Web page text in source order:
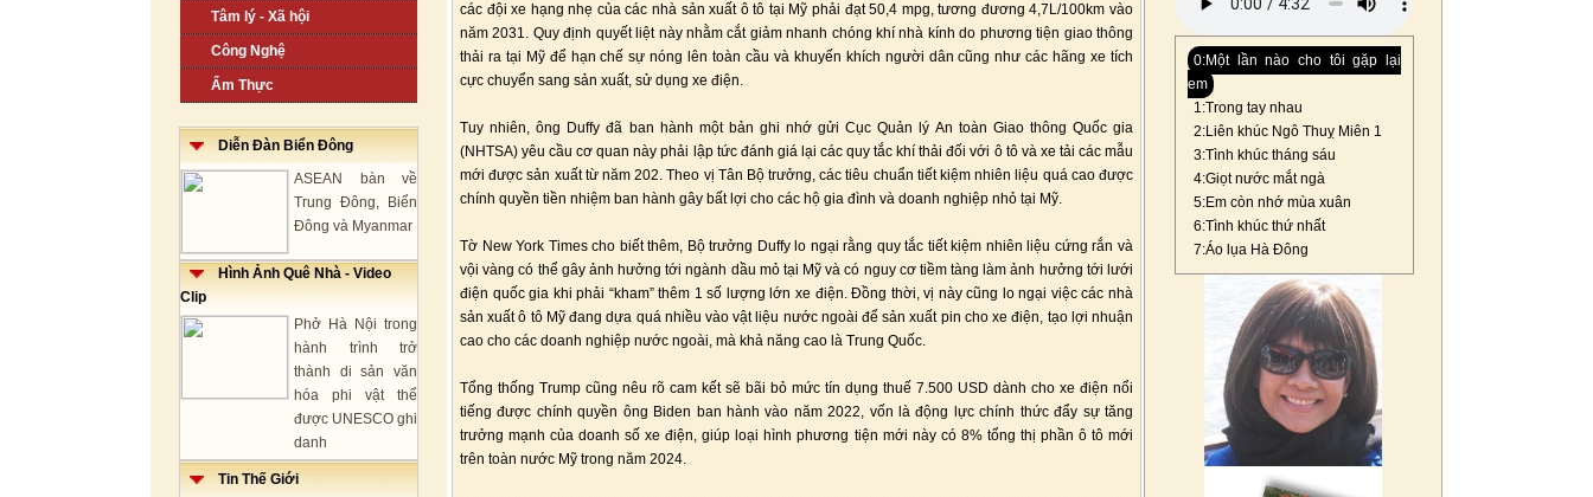
Tâm lý - Xã hội
Công Nghệ
Ẩm Thực
Diễn Đàn Biển Đông
ASEAN bàn về
Trung Đông, Biển
Đông và Myanmar
Hình Ảnh Quê Nhà - Video
Clip
Phở Hà Nội trong
hành trình trở
thành di sản văn
hóa phi vật thể
được UNESCO ghi
danh
Tin Thế Giới
các đội xe hạng nhẹ của các nhà sản xuất ô tô tại Mỹ phải đạt 50,4 mpg, tương đương 4,7L/100km vào
năm 2031. Quy định quyết liệt này nhằm cắt giảm nhanh chóng khí nhà kính do phương tiện giao thông
thải ra tại Mỹ để hạn chế sự nóng lên toàn cầu và khuyến khích người dân cũng như các hãng xe tích
cực chuyển sang sản xuất, sử dụng xe điện.
Tuy nhiên, ông Duffy đã ban hành một bản ghi nhớ gửi Cục Quản lý An toàn Giao thông Quốc gia
(NHTSA) yêu cầu cơ quan này phải lập tức đánh giá lại các quy tắc khí thải đối với ô tô và xe tải các mẫu
mới được sản xuất từ năm 202. Theo vị Tân Bộ trưởng, các tiêu chuẩn tiết kiệm nhiên liệu quá cao được
chính quyền tiền nhiệm ban hành gây bất lợi cho các hộ gia đình và doanh nghiệp nhỏ tại Mỹ.
Tờ New York Times cho biết thêm, Bộ trưởng Duffy lo ngại rằng quy tắc tiết kiệm nhiên liệu cứng rắn và
vội vàng có thể gây ảnh hưởng tới ngành dầu mỏ tại Mỹ và có nguy cơ tiềm tàng làm ảnh hưởng tới lưới
điện quốc gia khi phải “kham” thêm 1 số lượng lớn xe điện. Đồng thời, vị này cũng lo ngại việc các nhà
sản xuất ô tô Mỹ đang dựa quá nhiều vào vật liệu nước ngoài để sản xuất pin cho xe điện, tạo lợi nhuận
cao cho các doanh nghiệp nước ngoài, mà khả năng cao là Trung Quốc.
Tổng thống Trump cũng nêu rõ cam kết sẽ bãi bỏ mức tín dụng thuế 7.500 USD dành cho xe điện nổi
tiếng được chính quyền ông Biden ban hành vào năm 2022, vốn là động lực chính thức đẩy sự tăng
trưởng mạnh của doanh số xe điện, giúp loại hình phương tiện mới này có 8% tổng thị phần ô tô mới
trên toàn nước Mỹ trong năm 2024.
0:Một lần nào cho tôi gặp lại
em
1:Trong tay nhau
2:Liên khúc Ngô Thuỵ Miên 1
3:Tình khúc tháng sáu
4:Giọt nước mắt ngà
5:Em còn nhớ mùa xuân
6:Tình khúc thứ nhất
7:Áo lụa Hà Đông